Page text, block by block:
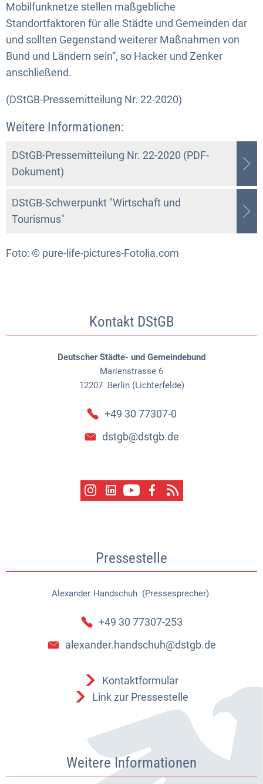
Mobilfunknetze stellen maßgebliche
Standortfaktoren für alle Städte und Gemeinden dar
und sollten Gegenstand weiterer Maßnahmen von
Bund und Ländern sein“, so Hacker und Zenker
anschließend.
(DStGB-Pressemitteilung Nr. 22-2020)
Weitere Informationen:
DStGB-Pressemitteilung Nr. 22-2020 (PDF-
Dokument)
DStGB-Schwerpunkt "Wirtschaft und
Tourismus"
Foto: © pure-life-pictures-Fotolia.com
Kontakt DStGB
Deutscher Städte- und Gemeindebund
Marienstrasse 6
12207 Berlin (Lichterfelde)
+49 30 77307-0
dstgb@dstgb.de
Pressestelle
Alexander Handschuh (Pressesprecher)
Alexander Handschuh
+49 30 77307-253
alexander.handschuh@dstgb.de
Kontaktformular
Link zur Pressestelle
Weitere Informationen